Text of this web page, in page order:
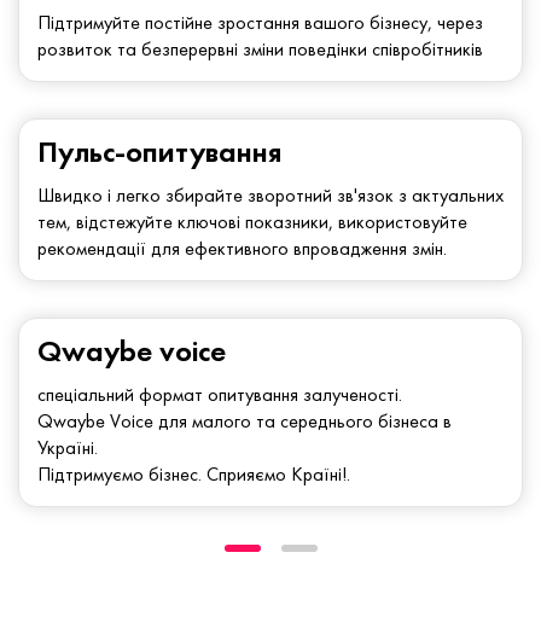
Підтримуйте постійне зростання вашого бізнесу, через
розвиток та безперервні зміни поведінки співробітників
Qwaybe voice
спеціальний формат опитування залученості.
Qwaybe Voice для малого та середнього бізнеса в
Україні.
Підтримуємо бізнес. Сприяємо Країні!.
Пульс-опитування
Швидко і легко збирайте зворотний зв'язок з актуальних
тем, відстежуйте ключові показники, використовуйте
рекомендації для ефективного впровадження змін.